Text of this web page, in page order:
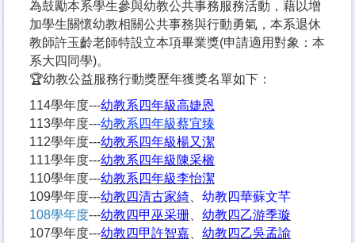
為鼓勵本系學生參與幼教公共事務服務活動，藉以增
加學生關懷幼教相關公共事務與行動勇氣，本系退休
教師許玉齡老師特設立本項畢業獎(申請適用對象：本
系大四同學)。
🏆幼教公益服務行動獎歷年獲獎名單如下：
114學年度---幼教系四年級高婕恩
113學年度---幼教系四年級蔡宜臻
112學年度---幼教系四年級楊又潔
111學年度---幼教系四年級陳采楹
110學年度---幼教系四年級李怡潔
109學年度---幼教四清古家綺
幼教四華蘇文芊
108學年度---幼教四甲巫采珊
幼教四乙游季璇
107學年度---幼教四甲許智嘉
幼教四乙吳孟諭